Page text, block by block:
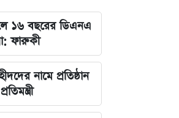
১৬ বছরের ডিএনএ
ফারুকী
নামে প্রতিষ্ঠান